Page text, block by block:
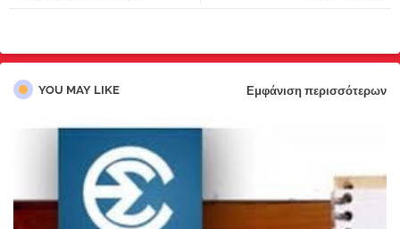
YOU MAY LIKE Εμφάνιση περισσότερων